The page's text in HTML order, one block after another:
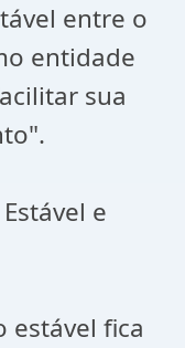
entre o
entidade
sua
e
estável fica